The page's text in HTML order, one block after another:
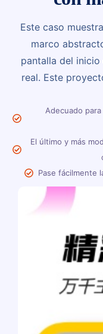
Este caso
marco
pantalla del
real. Este
Adecuado
El último y más
Pase fácilmente